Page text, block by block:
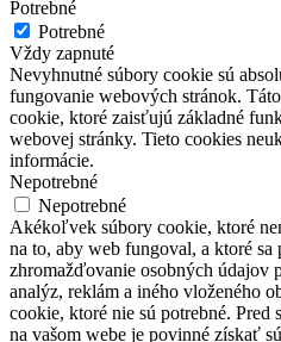
Potrebné
Potrebné
Vždy zapnuté
Nevyhnutné súbory cookie sú
fungovanie webových stránok.
cookie, ktoré zaisťujú základné
webovej stránky. Tieto cookies
informácie.
Nepotrebné
Nepotrebné
Akékoľvek súbory cookie, ktoré
na to, aby web fungoval, a ktoré sa
zhromažďovanie osobných údajov
analýz, reklám a iného vloženého
cookie, ktoré nie sú potrebné. Pred
na vašom webe je povinné získať